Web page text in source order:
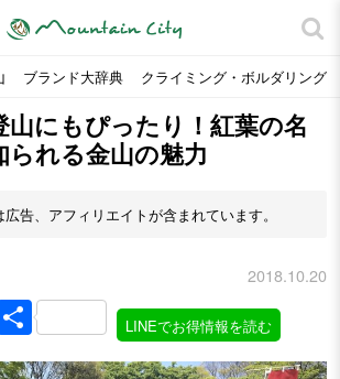
ブランド大辞典 クライミング・ボルダリング
山にもぴったり！紅葉の名
れる金山の魅力
告、アフィリエイトが含まれています。
2018.10.20
共
有
LINEでお得情報を読む